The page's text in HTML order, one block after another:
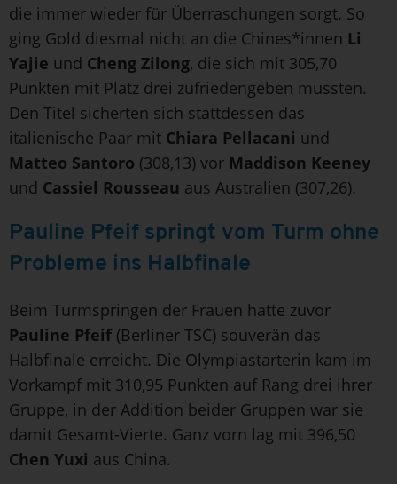
die immer wieder für Überraschungen sorgt. So
ging Gold diesmal nicht an die Chines*innen Li
Yajie und Cheng Zilong, die sich mit 305,70
Punkten mit Platz drei zufriedengeben mussten.
Den Titel sicherten sich stattdessen das
italienische Paar mit Chiara Pellacani und
Matteo Santoro (308,13) vor Maddison Keeney
und Cassiel Rousseau aus Australien (307,26).
Pauline Pfeif springt vom Turm ohne
Probleme ins Halbfinale
Beim Turmspringen der Frauen hatte zuvor
Pauline Pfeif (Berliner TSC) souverän das
Halbfinale erreicht. Die Olympiastarterin kam im
Vorkampf mit 310,95 Punkten auf Rang drei ihrer
Gruppe, in der Addition beider Gruppen war sie
damit Gesamt-Vierte. Ganz vorn lag mit 396,50
Chen Yuxi aus China.